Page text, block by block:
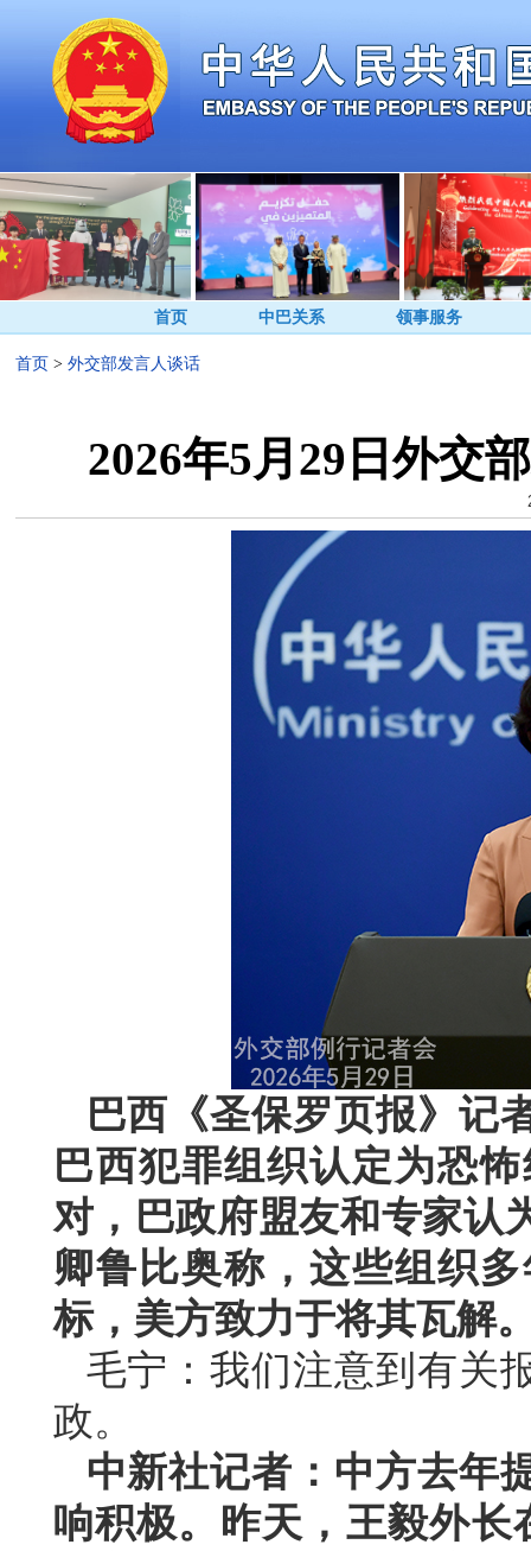
首页 中巴关系 领事服务
首页 > 外交部发言人谈话
2026年5月29日外交
巴西《圣保罗页报》记
巴西犯罪组织认定为恐
对，巴政府盟友和专家认
卿鲁比奥称，这些组织
标，美方致力于将其瓦解
毛宁：我们注意到有关
政。
中新社记者：中方去年
响积极。昨天，王毅外